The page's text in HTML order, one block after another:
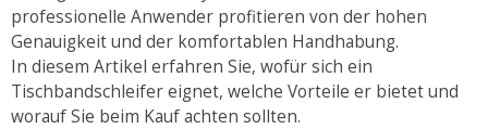
professionelle Anwender profitieren von der hohen
Genauigkeit und der komfortablen Handhabung.
In diesem Artikel erfahren Sie, wofür sich ein
Tischbandschleifer eignet, welche Vorteile er bietet und
worauf Sie beim Kauf achten sollten.